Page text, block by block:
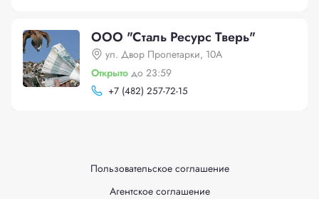
ООО "Сталь Ресурс Тверь"
ул. Двор Пролетарки, 10А
Открыто до 23:59
+7 (482) 257-72-15
Пользовательское соглашение
Агентское соглашение